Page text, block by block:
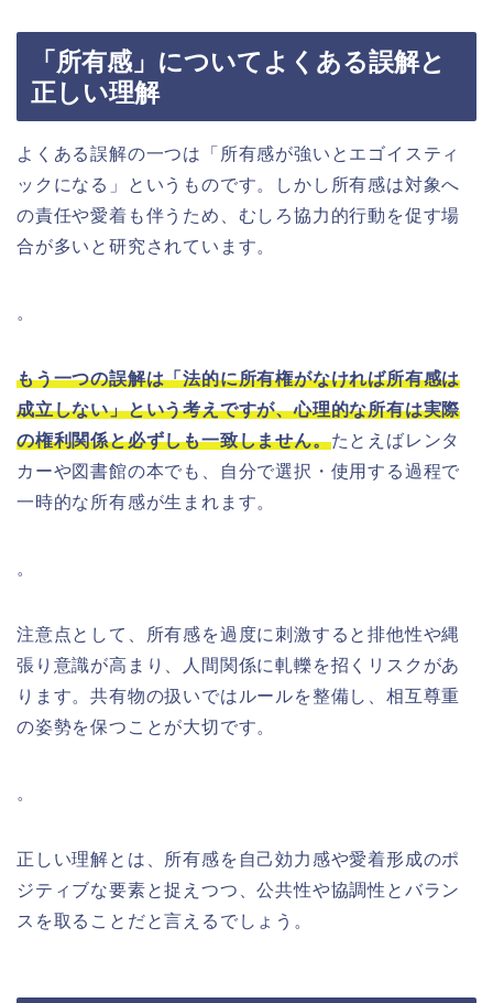
「所有感」についてよくある誤解と
正しい理解
よくある誤解の一つは「所有感が強いとエゴイスティ
ックになる」というものです。しかし所有感は対象へ
の責任や愛着も伴うため、むしろ協力的行動を促す場
合が多いと研究されています。
。
もう一つの誤解は「法的に所有権がなければ所有感は
成立しない」という考えですが、心理的な所有は実際
の権利関係と必ずしも一致しません。たとえばレンタ
カーや図書館の本でも、自分で選択・使用する過程で
一時的な所有感が生まれます。
。
注意点として、所有感を過度に刺激すると排他性や縄
張り意識が高まり、人間関係に軋轢を招くリスクがあ
ります。共有物の扱いではルールを整備し、相互尊重
の姿勢を保つことが大切です。
。
正しい理解とは、所有感を自己効力感や愛着形成のポ
ジティブな要素と捉えつつ、公共性や協調性とバラン
スを取ることだと言えるでしょう。